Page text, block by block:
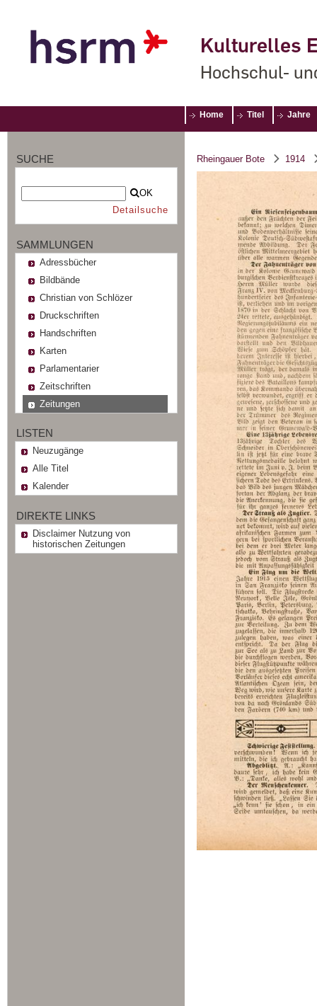
Kulturelles
Hochschul-
Home Titel Jahre
SUCHE
OK
Detailsuche
SAMMLUNGEN
Adressbücher
Bildbände
Christian von Schlözer
Druckschriften
Handschriften
Karten
Parlamentarier
Zeitschriften
Zeitungen
LISTEN
Neuzugänge
Alle Titel
Kalender
DIREKTE LINKS
Disclaimer Nutzung von
historischen Zeitungen
Rheingauer Bote 1914